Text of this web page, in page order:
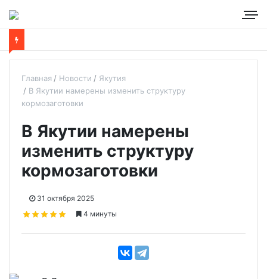
Главная Новости
Якутия
В Якутии намерены изменить структуру
кормозаготовки
В Якутии намерены
изменить структуру
кормозаготовки
31 октября 2025
4 минуты